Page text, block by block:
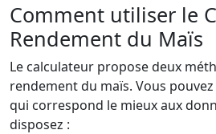
Comment utiliser le
Rendement du Maïs
Le calculateur propose deux
rendement du maïs. Vous
qui correspond le mieux aux
disposez :